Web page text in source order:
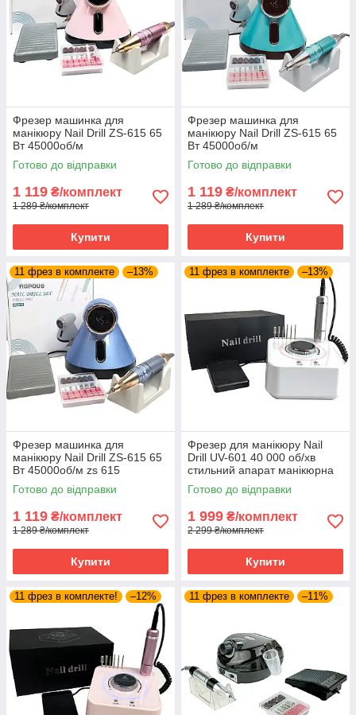
Фрезер машинка для
манікюру Nail Drill ZS-615 65
Вт 45000об/м
PROFESSIONAL Drill pro zs
615 манікюрний фрейзер SH
Готово до відправки
1 119 ₴/комплект
1 289 ₴/комплект
Купити
Фрезер машинка для
манікюру Nail Drill ZS-615 65
Вт 45000об/м
PROFESSIONAL Drill pro zs
615 манікюрний фрейзер SH
Готово до відправки
1 119 ₴/комплект
1 289 ₴/комплект
Купити
11 фрез в комплекте –13%
Фрезер машинка для
манікюру Nail Drill ZS-615 65
Вт 45000об/м zs 615
манікюрний фрейзер SH
Готово до відправки
1 119 ₴/комплект
1 289 ₴/комплект
Купити
11 фрез в комплекте –13%
Фрезер для манікюру Nail
Drill UV-601 40 000 об/хв
стильний апарат манікюрна
машинка для нігтів
Готово до відправки
1 999 ₴/комплект
2 299 ₴/комплект
Купити
11 фрез в комплекте! –12% 11 фрез в комплекте –11%